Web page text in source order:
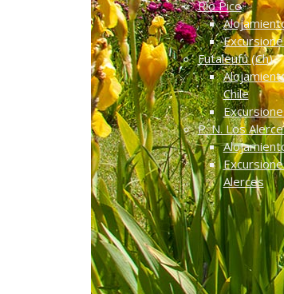
Río Pico
Futaleufú (Ch)
Chile
P. N. Los
Alerces